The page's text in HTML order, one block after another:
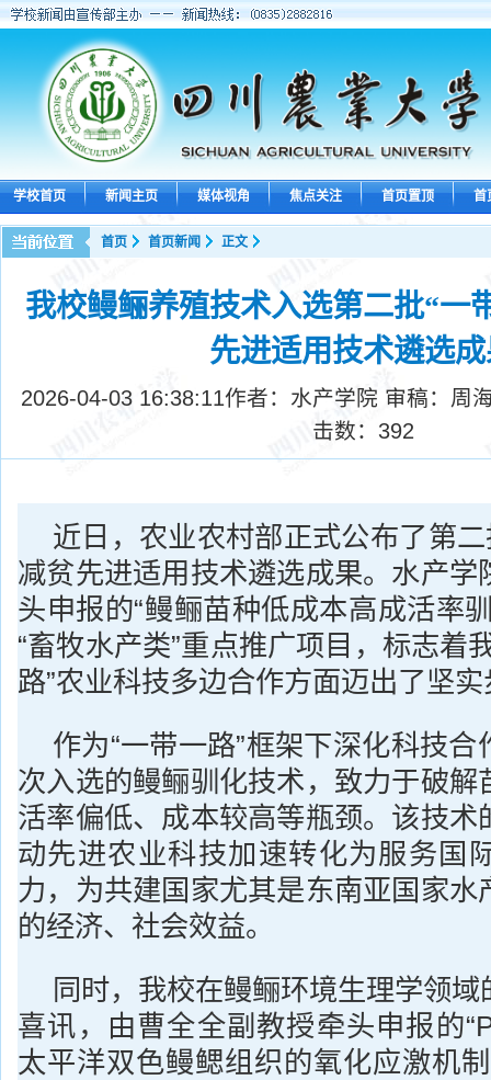
学校首页 新闻主页 媒体视角 焦点关注 首页置顶 首
首页 首页新闻 正文
我校鳗鲡养殖技术入选第二批“一
先进适用技术遴选
2026-04-03 16:38:11作者：水产学院 审稿：周
击数： 392
近日，农业农村部正式公布了第二
减贫先进适用技术遴选成果。水产学
头申报的“鳗鲡苗种低成本高成活率
“畜牧水产类”重点推广项目，标志着
路”农业科技多边合作方面迈出了坚
作为“一带一路”框架下深化科技
次入选的鳗鲡驯化技术，致力于破解
活率偏低、成本较高等瓶颈。该技术
动先进农业科技加速转化为服务国
力，为共建国家尤其是东南亚国家水
的经济、社会效益。
同时，我校在鳗鲡环境生理学领
喜讯，由曹全全副教授牵头申报的
太平洋双色鳗鳃组织的氧化应激机